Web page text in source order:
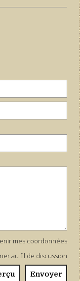
mes coordonnées
au fil de discussion